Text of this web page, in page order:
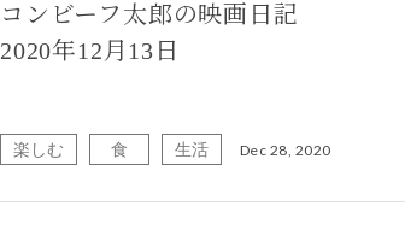
コンビーフ太郎の映画日記
2020年12月13日
楽しむ 食 生活 Dec 28, 2020